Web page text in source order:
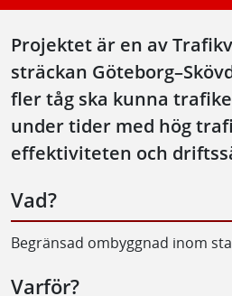
Projektet är en av
sträckan
fler tåg ska kunna
under tider med hög
effektiviteten och
Vad?
Begränsad ombyggnad inom
Varför?